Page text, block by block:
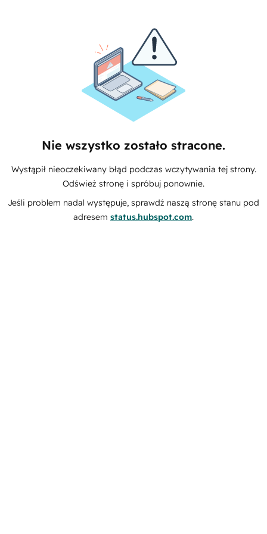
Nie wszystko zostało stracone.
Wystąpił nieoczekiwany błąd podczas wczytywania tej strony.
Odśwież stronę i spróbuj ponownie.
Jeśli problem nadal występuje, sprawdź naszą stronę stanu pod
adresem status.hubspot.com.